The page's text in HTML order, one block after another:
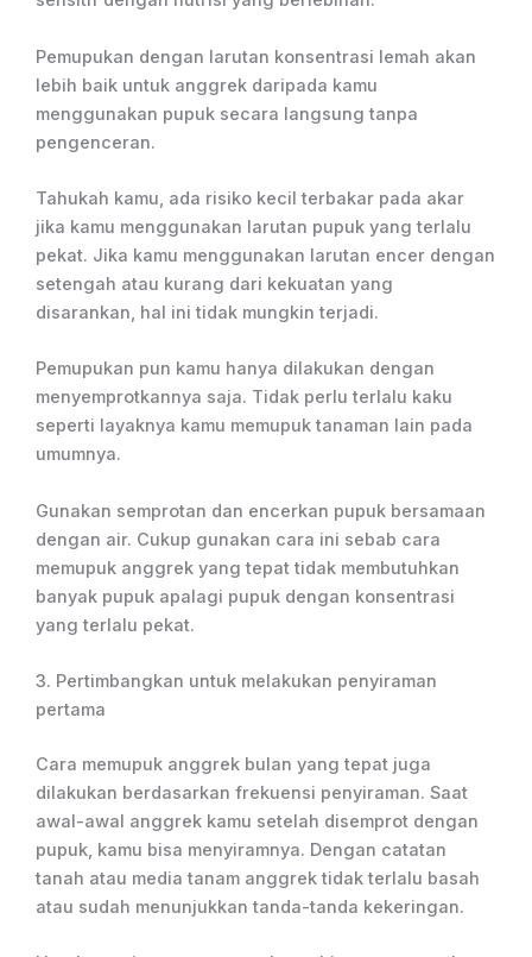
Pemupukan dengan larutan konsentrasi lemah akan
lebih baik untuk anggrek daripada kamu
menggunakan pupuk secara langsung tanpa
pengenceran.
Tahukah kamu, ada risiko kecil terbakar pada akar
jika kamu menggunakan larutan pupuk yang terlalu
pekat. Jika kamu menggunakan larutan encer dengan
setengah atau kurang dari kekuatan yang
disarankan, hal ini tidak mungkin terjadi.
Pemupukan pun kamu hanya dilakukan dengan
menyemprotkannya saja. Tidak perlu terlalu kaku
seperti layaknya kamu memupuk tanaman lain pada
umumnya.
Gunakan semprotan dan encerkan pupuk bersamaan
dengan air. Cukup gunakan cara ini sebab cara
memupuk anggrek yang tepat tidak membutuhkan
banyak pupuk apalagi pupuk dengan konsentrasi
yang terlalu pekat.
3. Pertimbangkan untuk melakukan penyiraman
pertama
Cara memupuk anggrek bulan yang tepat juga
dilakukan berdasarkan frekuensi penyiraman. Saat
awal-awal anggrek kamu setelah disemprot dengan
pupuk, kamu bisa menyiramnya. Dengan catatan
tanah atau media tanam anggrek tidak terlalu basah
atau sudah menunjukkan tanda-tanda kekeringan.